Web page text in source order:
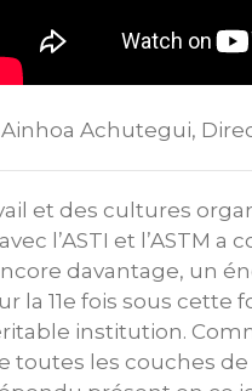
Achutegui,
et des cultures
l’ASTI et l’ASTM
davantage, un
la 11e fois sous
institution.
toutes les couches